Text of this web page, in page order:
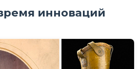
инноваций